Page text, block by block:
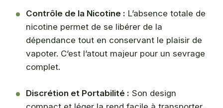
Contrôle de la Nicotine : L’absence totale de
nicotine permet de se libérer de la
dépendance tout en conservant le plaisir de
vapoter. C’est l’atout majeur pour un sevrage
complet.
Discrétion et Portabilité : Son design